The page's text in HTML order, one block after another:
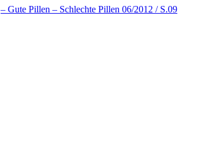
– Gute Pillen – Schlechte Pillen 06/2012 / S.09